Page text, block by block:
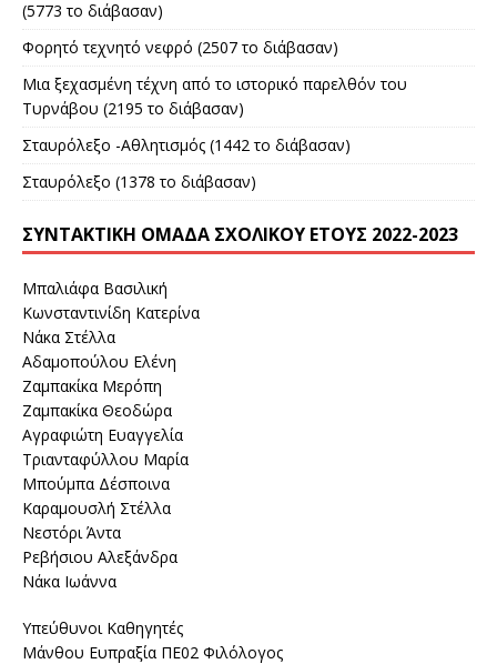
(5773 το διάβασαν)
Φορητό τεχνητό νεφρό (2507 το διάβασαν)
Μια ξεχασμένη τέχνη από το ιστορικό παρελθόν του
Τυρνάβου (2195 το διάβασαν)
Σταυρόλεξο -Αθλητισμός (1442 το διάβασαν)
Σταυρόλεξο (1378 το διάβασαν)
ΣΥΝΤΑΚΤΙΚΉ ΟΜΆΔΑ ΣΧΟΛΙΚΟΎ ΈΤΟΥΣ 2022-2023
Μπαλιάφα Βασιλική
Κωνσταντινίδη Κατερίνα
Νάκα Στέλλα
Αδαμοπούλου Ελένη
Ζαμπακίκα Μερόπη
Ζαμπακίκα Θεοδώρα
Αγραφιώτη Ευαγγελία
Τριανταφύλλου Μαρία
Μπούμπα Δέσποινα
Καραμουσλή Στέλλα
Νεστόρι Άντα
Ρεβήσιου Αλεξάνδρα
Νάκα Ιωάννα
Υπεύθυνοι Καθηγητές
Μάνθου Ευπραξία ΠΕ02 Φιλόλογος